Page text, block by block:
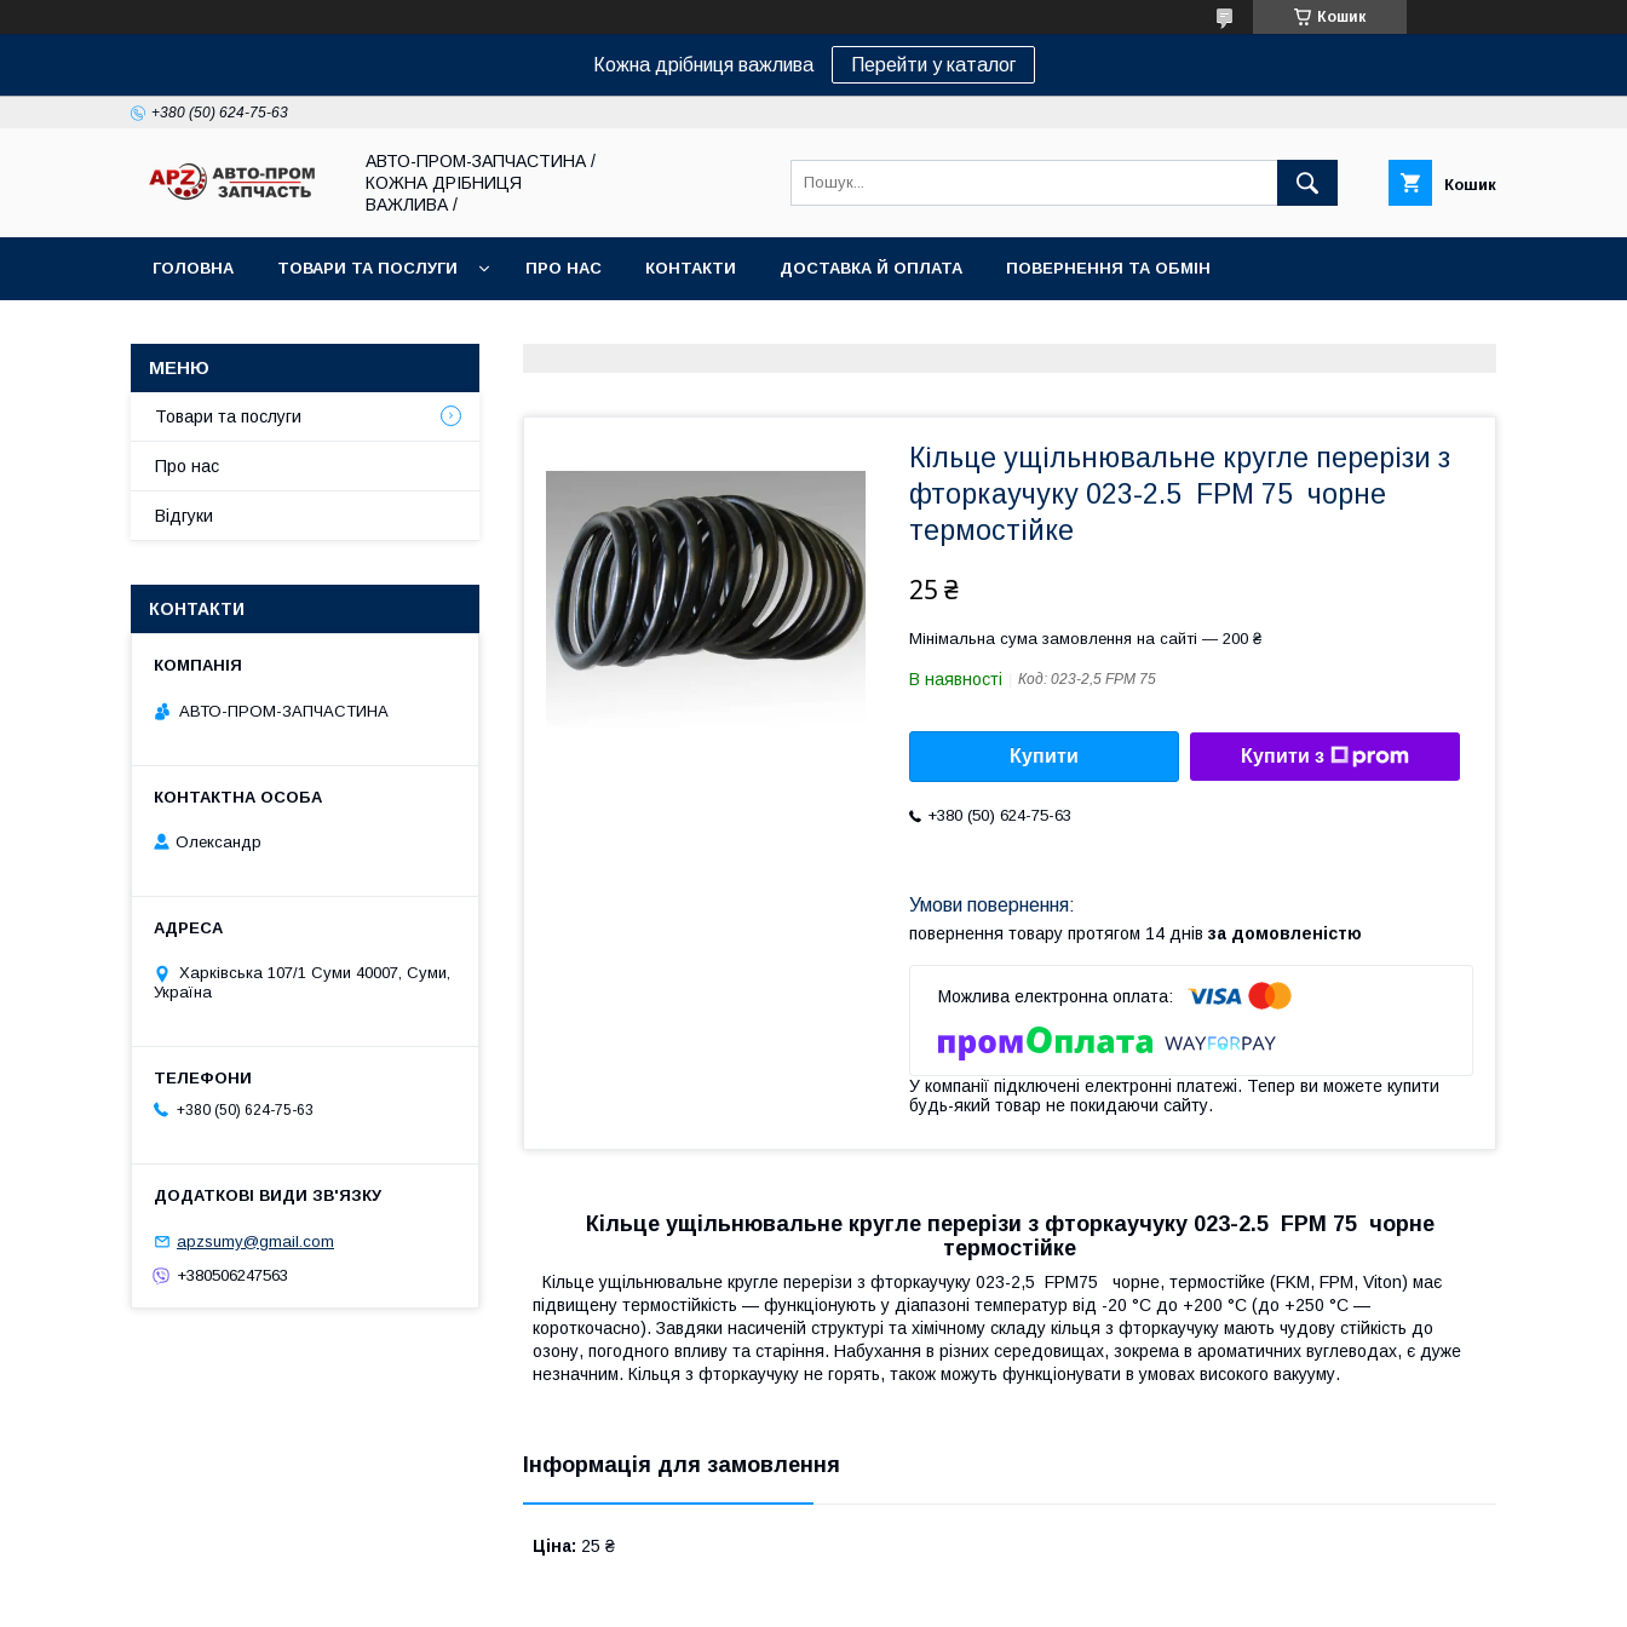
Кошик
Кожна дрібниця важлива Перейти у каталог
+380 (50) 624-75-63
АВТО-ПРОМ-ЗАПЧАСТИНА /
КОЖНА ДРІБНИЦЯ
ВАЖЛИВА /
Кошик
ГОЛОВНА ТОВАРИ ТА ПОСЛУГИ ПРО НАС КОНТАКТИ ДОСТАВКА Й ОПЛАТА ПОВЕРНЕННЯ ТА ОБМІН
Кільце ущільнювальне кругле перерізи з
фторкаучуку 023-2.5 FРM 75 чорне
термостійке
25 ₴
Мінімальна сума замовлення на сайті — 200 ₴
В наявності Код: 023-2,5 FРM 75
Купити Купити з
+380 (50) 624-75-63
повернення товару протягом 14 днів за домовленістю
У компанії підключені електронні платежі. Тепер ви можете купити
будь-який товар не покидаючи сайту.
Кільце ущільнювальне кругле перерізи з фторкаучуку 023-2.5 FРM 75 чорне
термостійке
Кільце ущільнювальне кругле перерізи з фторкаучуку 023-2,5 FРM75 чорне, термостійке (FKM, FPM, Viton) має
підвищену термостійкість — функціонують у діапазоні температур від -20 °C до +200 °C (до +250 °C —
короткочасно). Завдяки насиченій структурі та хімічному складу кільця з фторкаучуку мають чудову стійкість до
озону, погодного впливу та старіння. Набухання в різних середовищах, зокрема в ароматичних вуглеводах, є дуже
незначним. Кільця з фторкаучуку не горять, також можуть функціонувати в умовах високого вакууму.
Інформація для замовлення
Ціна: 25 ₴
Товари та послуги
Про нас
Відгуки
КОНТАКТИ
АВТО-ПРОМ-ЗАПЧАСТИНА
Олександр
Харківська 107/1 Суми 40007, Суми,
Україна
+380 (50) 624-75-63
apzsumy@gmail.com
+380506247563